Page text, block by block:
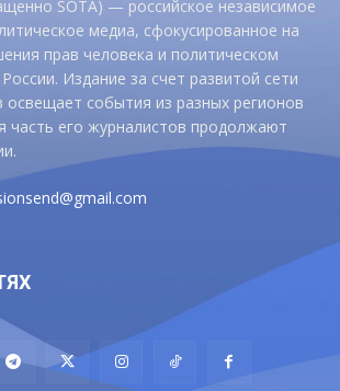
SOTA) — российское независимое
медиа, сфокусированное на
прав человека и политическом
Издание за счет развитой сети
освещает события из разных регионов
часть его журналистов продолжают